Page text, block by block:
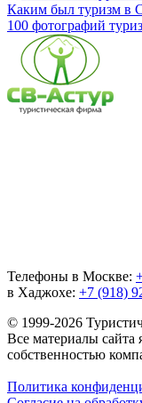
Каким был туризм в
100 фотографий
Телефоны в Москве:
в Хаджохе: +7 (918)
© 1999-2026
Все материалы сайта
собственностью
Политика